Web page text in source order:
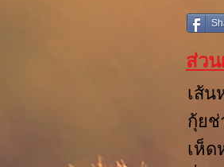
ส่ว
เ
กุ้
เห็